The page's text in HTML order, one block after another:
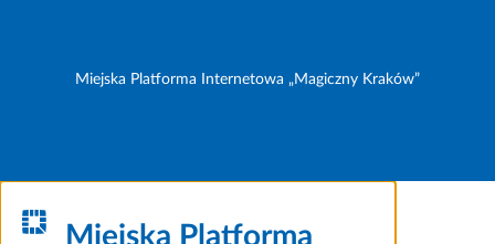
Miejska Platforma Internetowa „Magiczny Kraków”
Miejska Platforma